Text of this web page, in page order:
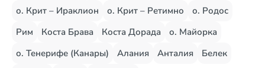
о. Крит – Ираклион
о. Крит – Ретимно
о. Родос
Рим
Коста Брава Коста Дорада
о. Майорка
о. Тенерифе (Канары)
Алания Анталия
Белек